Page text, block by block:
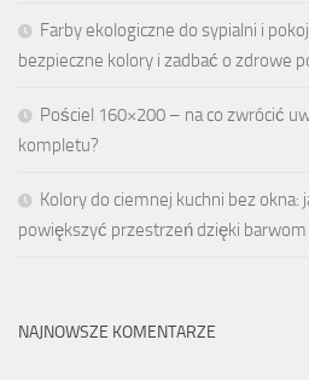
Farby ekologiczne do sypialni i
bezpieczne kolory i zadbać o zdrowe
Pościel 160×200 – na co zwrócić
kompletu?
Kolory do ciemnej kuchni bez okna:
powiększyć przestrzeń dzięki
NAJNOWSZE KOMENTARZE